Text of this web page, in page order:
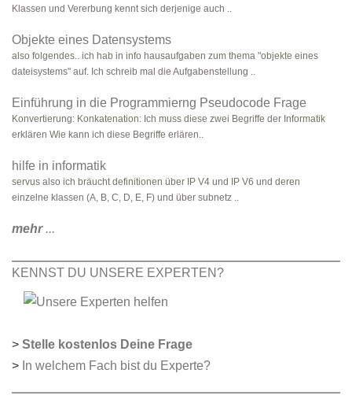
Klassen und Vererbung kennt sich derjenige auch ..
Objekte eines Datensystems
also folgendes.. ich hab in info hausaufgaben zum thema "objekte eines
dateisystems" auf. Ich schreib mal die Aufgabenstellung ..
Einführung in die Programmierng Pseudocode Frage
Konvertierung: Konkatenation: Ich muss diese zwei Begriffe der Informatik
erklären Wie kann ich diese Begriffe erlären..
hilfe in informatik
servus also ich bräucht definitionen über IP V4 und IP V6 und deren
einzelne klassen (A, B, C, D, E, F) und über subnetz ..
mehr...
KENNST DU UNSERE EXPERTEN?
> Stelle kostenlos Deine Frage
> In welchem Fach bist du Experte?